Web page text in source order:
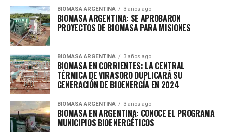
BIOMASA ARGENTINA 3 años ago
BIOMASA ARGENTINA: SE APROBARON
PROYECTOS DE BIOMASA PARA MISIONES
BIOMASA ARGENTINA 3 años ago
BIOMASA EN CORRIENTES: LA CENTRAL
TÉRMICA DE VIRASORO DUPLICARÁ SU
GENERACIÓN DE BIOENERGÍA EN 2024
BIOMASA ARGENTINA 3 años ago
BIOMASA EN ARGENTINA: CONOCE EL PROGRAMA
MUNICIPIOS BIOENERGÉTICOS